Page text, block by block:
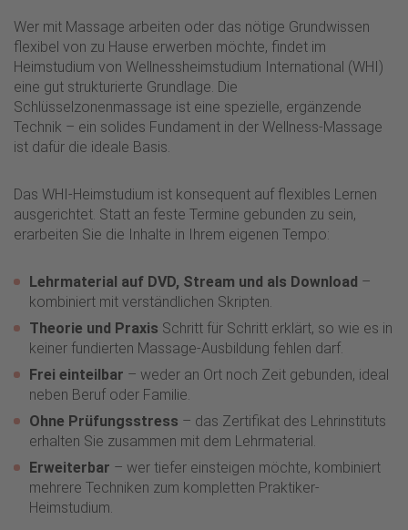
Wer mit Massage arbeiten oder das nötige Grundwissen
flexibel von zu Hause erwerben möchte, findet im
Heimstudium von Wellnessheimstudium International (WHI)
eine gut strukturierte Grundlage. Die
Schlüsselzonenmassage ist eine spezielle, ergänzende
Technik – ein solides Fundament in der Wellness-Massage
ist dafür die ideale Basis.
Das WHI-Heimstudium ist konsequent auf flexibles Lernen
ausgerichtet. Statt an feste Termine gebunden zu sein,
erarbeiten Sie die Inhalte in Ihrem eigenen Tempo:
Lehrmaterial auf DVD, Stream und als Download –
kombiniert mit verständlichen Skripten.
Theorie und Praxis Schritt für Schritt erklärt, so wie es in
keiner fundierten Massage-Ausbildung fehlen darf.
Frei einteilbar – weder an Ort noch Zeit gebunden, ideal
neben Beruf oder Familie.
Ohne Prüfungsstress – das Zertifikat des Lehrinstituts
erhalten Sie zusammen mit dem Lehrmaterial.
Erweiterbar – wer tiefer einsteigen möchte, kombiniert
mehrere Techniken zum kompletten Praktiker-
Heimstudium.